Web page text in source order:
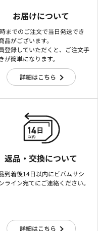
お届けについて
までのご注文で当日発送でき
品がございます。
登録していただくと、ご注文手
が簡単になります。
詳細はこちら
返品・交換について
到着後14日以内にビバムサシ
ライン宛てにご連絡ください。
詳細はこちら